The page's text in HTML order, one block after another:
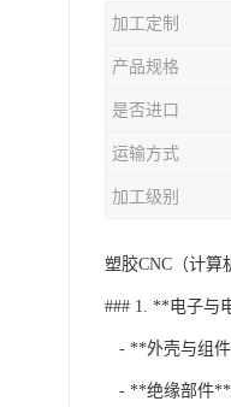
加工定制
产品规格
是否进口
运输方式
加工级别
塑胶CNC（计算
### 1. **电子与
- **外壳与组件
- **绝缘部件**